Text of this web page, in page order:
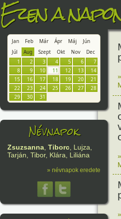
Ezen a
Jan Feb Már Ápr Máj
Jún
Júl
Aug Szept Okt Nov
Dec
1
2 3 4 5 6
7
8
9 10 11 12 13
14
15
16 17 18 19 20
21
22
23 24 25 26 27
28
29
30 31
Névnapok
Zsuzsanna, Tiborc, Lujza,
Tarján, Tibor, Klára, Liliána
» névnapok eredete